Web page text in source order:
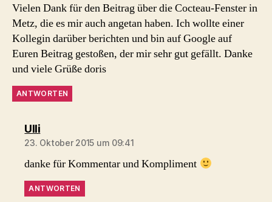
Vielen Dank für den Beitrag über die Cocteau-Fenster in
Metz, die es mir auch angetan haben. Ich wollte einer
Kollegin darüber berichten und bin auf Google auf
Euren Beitrag gestoßen, der mir sehr gut gefällt. Danke
und viele Grüße doris
ANTWORTEN
Ullisagt:
23. Oktober 2015 um 09:41
danke für Kommentar und Kompliment
ANTWORTEN